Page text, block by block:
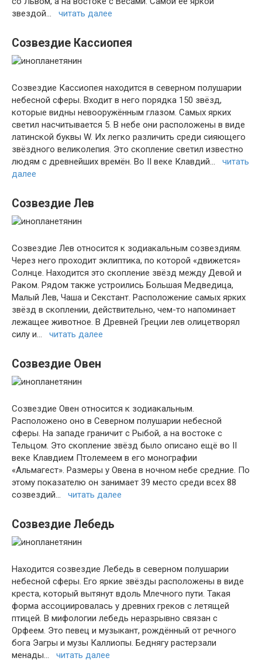
звездой… читать далее
Созвездие Кассиопея
Созвездие Кассиопея находится в северном полушарии
небесной сферы. Входит в него порядка 150 звёзд,
которые видны невооружённым глазом. Самых ярких
светил насчитывается 5. В небе они расположены в виде
латинской буквы W. Их легко различить среди сияющего
звёздного великолепия. Это скопление светил известно
людям с древнейших времён. Во II веке Клавдий… читать
далее
Созвездие Лев
Созвездие Лев относится к зодиакальным созвездиям.
Через него проходит эклиптика, по которой «движется»
Солнце. Находится это скопление звёзд между Девой и
Раком. Рядом также устроились Большая Медведица,
Малый Лев, Чаша и Секстант. Расположение самых ярких
звёзд в скоплении, действительно, чем-то напоминает
лежащее животное. В Древней Греции лев олицетворял
силу и… читать далее
Созвездие Овен
Созвездие Овен относится к зодиакальным.
Расположено оно в Северном полушарии небесной
сферы. На западе граничит с Рыбой, а на востоке с
Тельцом. Это скопление звёзд было описано ещё во II
веке Клавдием Птолемеем в его монографии
«Альмагест». Размеры у Овена в ночном небе средние. По
этому показателю он занимает 39 место среди всех 88
созвездий… читать далее
Созвездие Лебедь
Находится созвездие Лебедь в северном полушарии
небесной сферы. Его яркие звёзды расположены в виде
креста, который вытянут вдоль Млечного пути. Такая
форма ассоциировалась у древних греков с летящей
птицей. В мифологии лебедь неразрывно связан с
Орфеем. Это певец и музыкант, рождённый от речного
бога Эагры и музы Каллиопы. Беднягу растерзали
менады… читать далее